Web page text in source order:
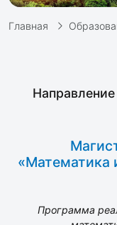
Главная
«Математика
Программа